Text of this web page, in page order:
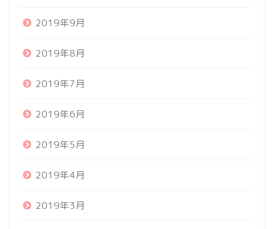
2019年9月
2019年8月
2019年7月
2019年6月
2019年5月
2019年4月
2019年3月